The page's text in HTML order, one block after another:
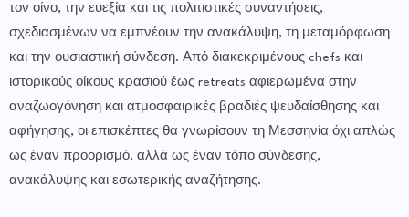
τον οίνο, την ευεξία και τις πολιτιστικές συναντήσεις,
σχεδιασμένων να εμπνέουν την ανακάλυψη, τη μεταμόρφωση
και την ουσιαστική σύνδεση. Από διακεκριμένους chefs και
ιστορικούς οίκους κρασιού έως retreats αφιερωμένα στην
αναζωογόνηση και ατμοσφαιρικές βραδιές ψευδαίσθησης και
αφήγησης, οι επισκέπτες θα γνωρίσουν τη Μεσσηνία όχι απλώς
ως έναν προορισμό, αλλά ως έναν τόπο σύνδεσης,
ανακάλυψης και εσωτερικής αναζήτησης.